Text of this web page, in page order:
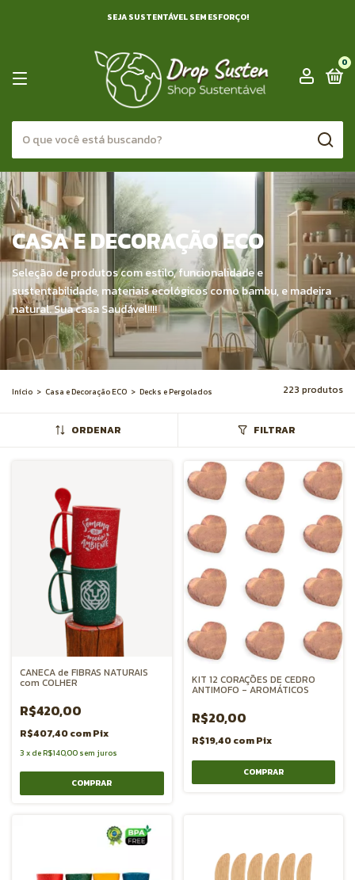
SEJA SUSTENTÁVEL SEM ESFORÇO!
0
CASA E DECORAÇÃO ECO
Seleção de produtos com estilo, funcionalidade e
sustentabilidade, materiais ecológicos como bambu, e madeira
natural. Sua casa Saudável!!!!
Início > Casa e Decoração ECO > Decks e Pergolados 223 produtos
ORDENAR FILTRAR
CANECA de FIBRAS NATURAIS
com COLHER
R$420,00
R$407,40comPix
3 xdeR$140,00 sem juros
COMPRAR
KIT 12 CORAÇÕES DE CEDRO
ANTIMOFO - AROMÁTICOS
R$20,00
R$19,40comPix